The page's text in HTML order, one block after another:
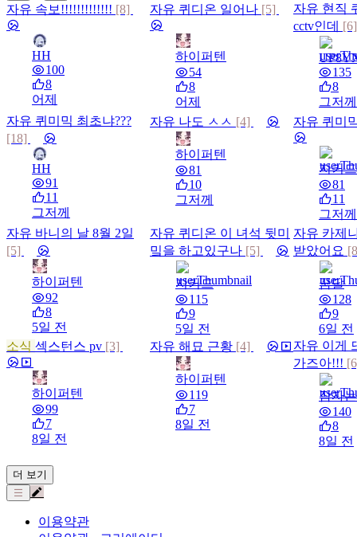
자유 속보!!!!!!!!!!!!! [8]
HH
100
8
어제
자유 퀴디온 일어나 [5]
하이퍼텐
54
8
어제
자유 현직
cctv인데
135
8
그저께
자유 퀴미믹 최초냐???
[18]
HH
91
11
그저께
자유 나도 ㅅㅅ [4]
하이퍼텐
81
10
그저께
자유 퀴미
지커드
81
11
그저께
자유 바니의 날 8월 2일
[5]
하이퍼텐
92
8
5일 전
자유 퀴디온 이 녀석 뒷미
밐을 하고있구나 [5]
지커드
115
9
5일 전
자유 카제
받았어요
꿈달
128
9
6일 전
소식 섹스턴스 pv [3]
하이퍼텐
99
7
8일 전
자유 해묘 근황 [4]
하이퍼텐
119
7
8일 전
자유 이게
가즈아!!!
잠자
140
8
8일 전
더 보기
이용약관